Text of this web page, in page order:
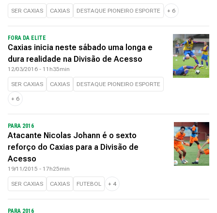
SER CAXIAS CAXIAS DESTAQUE PIONEIRO ESPORTE + 6
FORA DA ELITE
Caxias inicia neste sábado uma longa e
dura realidade na Divisão de Acesso
12/03/2016 - 11h35min
SER CAXIAS CAXIAS DESTAQUE PIONEIRO ESPORTE
+ 6
PARA 2016
Atacante Nicolas Johann é o sexto
reforço do Caxias para a Divisão de
Acesso
19/11/2015 - 17h25min
SER CAXIAS CAXIAS FUTEBOL + 4
PARA 2016